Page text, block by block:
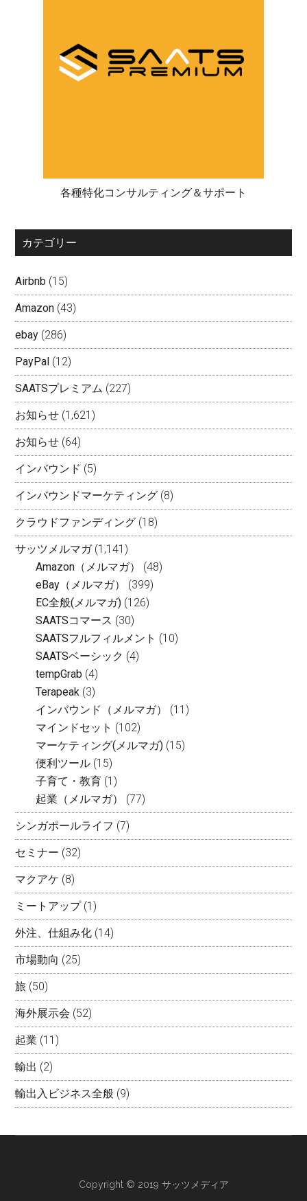
各種特化コンサルティング＆サポート
カテゴリー
Airbnb (15)
Amazon (43)
ebay (286)
PayPal (12)
SAATSプレミアム (227)
お知らせ (1,621)
お知らせ (64)
インバウンド (5)
インバウンドマーケティング (8)
クラウドファンディング (18)
サッツメルマガ(1,141)
Amazon（メルマガ）
(48)
eBay（メルマガ）
(399)
EC全般(メルマガ) (126)
SAATSコマース (30)
SAATSフルフィルメント (10)
SAATSベーシック (4)
tempGrab (4)
Terapeak (3)
インバウンド（メルマガ）
(11)
マインドセット (102)
マーケティング(メルマガ) (15)
便利ツール (15)
子育て・教育 (1)
起業（メルマガ）
(77)
シンガポールライフ (7)
セミナー (32)
マクアケ (8)
ミートアップ(1)
外注、仕組み化 (14)
市場動向 (25)
旅 (50)
海外展示会 (52)
起業 (11)
輸出 (2)
輸出入ビジネス全般 (9)
Copyright © 2019 サッツメディア